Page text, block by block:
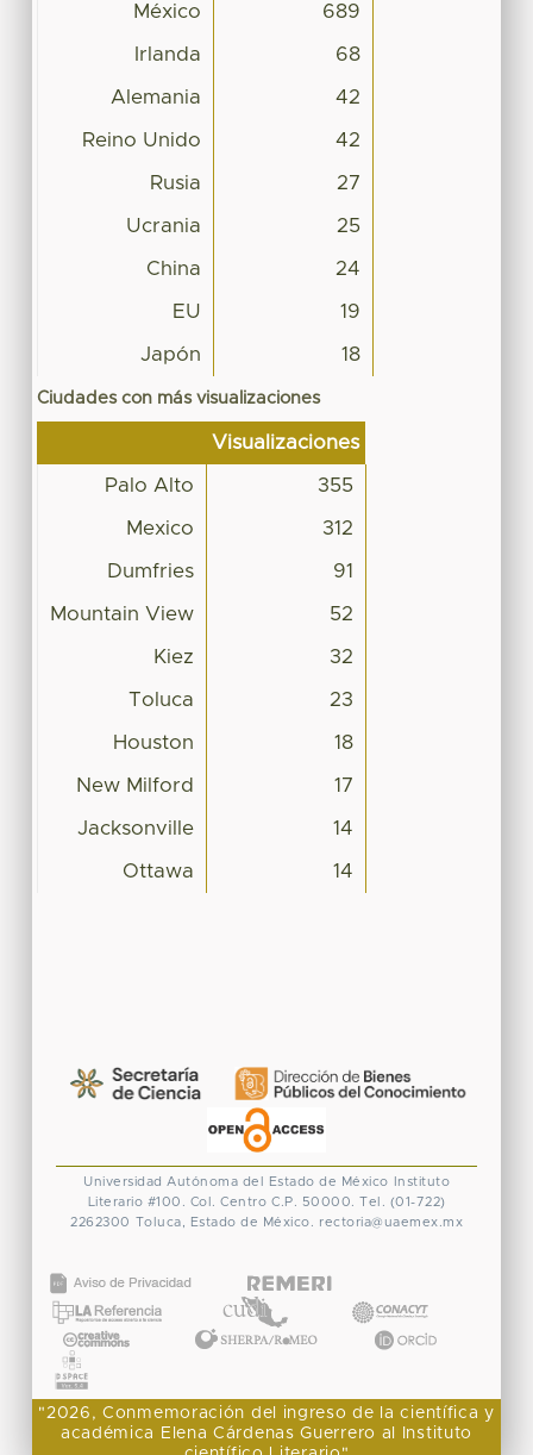
México 689
Irlanda 68
Alemania 42
Reino Unido 42
Rusia 27
Ucrania 25
China 24
EU 19
Japón 18
Ciudades con más visualizaciones
Visualizaciones
Palo Alto 355
Mexico 312
Dumfries 91
Mountain View 52
Kiez 32
Toluca 23
Houston 18
New Milford 17
Jacksonville 14
Ottawa 14
Universidad Autónoma del Estado de México
Instituto
Literario #100. Col. Centro C.P. 50000. Tel. (01-722)
2262300 Toluca, Estado de México. rectoria@uaemex.mx
"2026, Conmemoración del ingreso de la científica y
académica Elena Cárdenas Guerrero al Instituto